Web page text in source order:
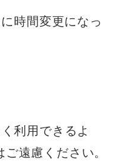
時間変更になっ
利用できるよ
遠慮ください。